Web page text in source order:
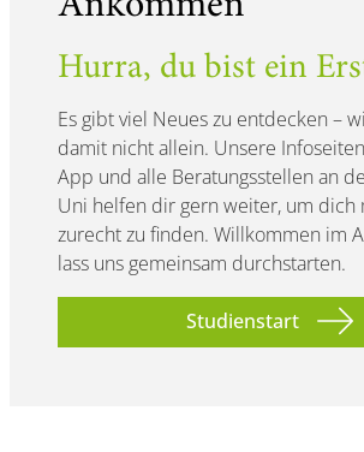
Hurra, du bist ein
Es gibt viel Neues zu entdecken –
damit nicht allein. Unsere
App und alle Beratungsstellen an
Uni helfen dir gern weiter, um dich
zurecht zu finden. Willkommen im
lass uns gemeinsam durchstarten.
Studienstart